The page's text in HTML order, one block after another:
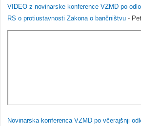
VIDEO z novinarske konference VZMD po
RS o protiustavnosti Zakona o bančništvu -
Novinarska konferenca VZMD po včerajšnji